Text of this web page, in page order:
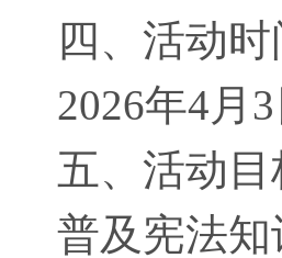
四、活动时
2026年4月
五、活动目
普及宪法